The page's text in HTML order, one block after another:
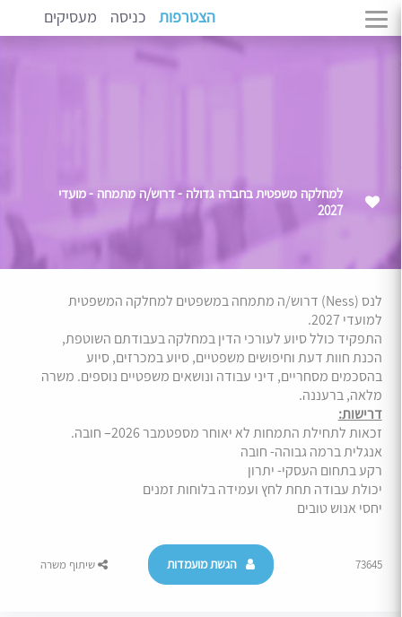
הצטרפות כניסה מעסיקים
למחלקה משפטית בחברה גדולה - דרוש/ה מתמחה - מועדי
2027
לנס (Ness) דרוש/ה מתמחה במשפטים למחלקה המשפטית
למועדי 2027.
התפקיד כולל סיוע לעורכי הדין במחלקה בעבודתם השוטפת,
הכנת חוות דעת וחיפושים משפטיים, סיוע במכרזים, סיוע
בהסכמים מסחריים, דיני עבודה ונושאים משפטיים נוספים. משרה
מלאה, ברעננה.
דרישות:
זכאות לתחילת התמחות לא יאוחר מספטמבר 2026– חובה.
אנגלית ברמה גבוהה- חובה
רקע בתחום העסקי- יתרון
יכולת עבודה תחת לחץ ועמידה בלוחות זמנים
יחסי אנוש טובים
73645 הגשת מועמדות שיתוף משרה